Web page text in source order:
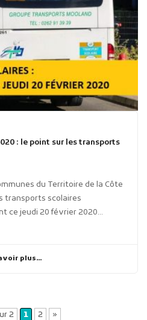
: le point sur les transports
du Territoire de la Côte
transports scolaires
ce jeudi 20 février 2020...
plus...
2 1 2 »